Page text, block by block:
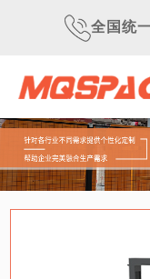
全国统